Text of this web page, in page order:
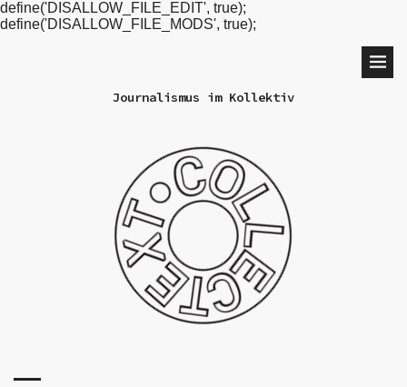
define('DISALLOW_FILE_EDIT', true);
define('DISALLOW_FILE_MODS', true);
Journalismus im Kollektiv